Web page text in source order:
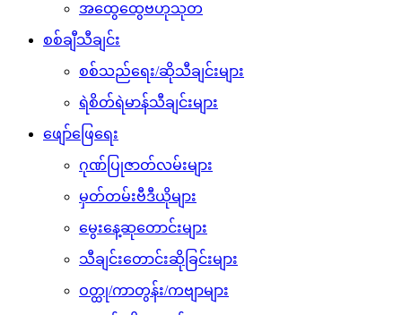
အထွေထွေဗဟုသုတ
စစ်ချီသီချင်း
စစ်သည်ရေး/ဆိုသီချင်းများ
ရဲစိတ်ရဲမာန်သီချင်းများ
ဖျော်ဖြေရေး
ဂုဏ်ပြုဇာတ်လမ်းများ
မှတ်တမ်းဗီဒီယိုများ
မွေးနေ့ဆုတောင်းများ
သီချင်းတောင်းဆိုခြင်းများ
ဝတ္ထု/ကာတွန်း/ကဗျာများ